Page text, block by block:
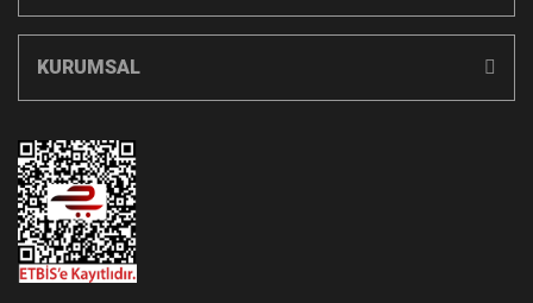
KURUMSAL